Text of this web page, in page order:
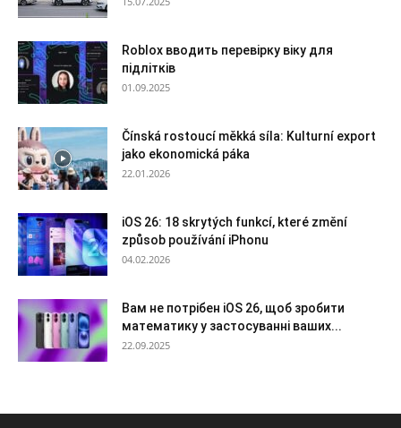
Roblox вводить перевірку віку для
підлітків
01.09.2025
Čínská rostoucí měkká síla: Kulturní export
jako ekonomická páka
22.01.2026
iOS 26: 18 skrytých funkcí, které změní
způsob používání iPhonu
04.02.2026
Вам не потрібен iOS 26, щоб зробити
математику у застосуванні ваших...
22.09.2025